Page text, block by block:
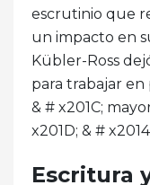
escrutinio que
un impacto en
Kübler-Ross
para trabajar
& # x201C;
x201D; & #
Escritura